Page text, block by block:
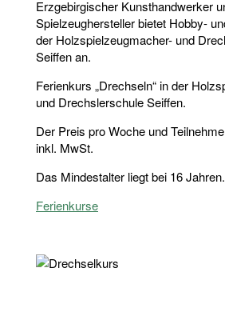
Erzgebirgischer Kunsthandwerker
Spielzeughersteller bietet Hobby-
der Holzspielzeugmacher- und
Seiffen an.
Ferienkurs „Drechseln“ in der
und Drechslerschule Seiffen.
Der Preis pro Woche und
inkl. MwSt.
Das Mindestalter liegt bei 16 Jahren.
Ferienkurse